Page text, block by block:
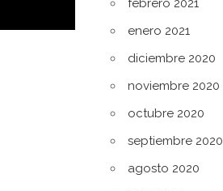
febrero 2021
enero 2021
diciembre 2020
noviembre 2020
octubre 2020
septiembre 2020
agosto 2020